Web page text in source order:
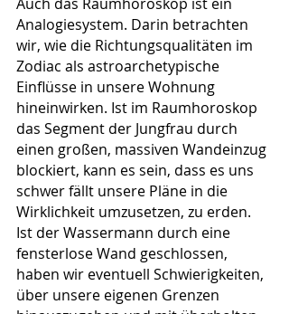
Auch das Raumhoroskop ist ein
Analogiesystem. Darin betrachten
wir, wie die Richtungsqualitäten im
Zodiac als astroarchetypische
Einflüsse in unsere Wohnung
hineinwirken. Ist im Raumhoroskop
das Segment der Jungfrau durch
einen großen, massiven Wandeinzug
blockiert, kann es sein, dass es uns
schwer fällt unsere Pläne in die
Wirklichkeit umzusetzen, zu erden.
Ist der Wassermann durch eine
fensterlose Wand geschlossen,
haben wir eventuell Schwierigkeiten,
über unsere eigenen Grenzen